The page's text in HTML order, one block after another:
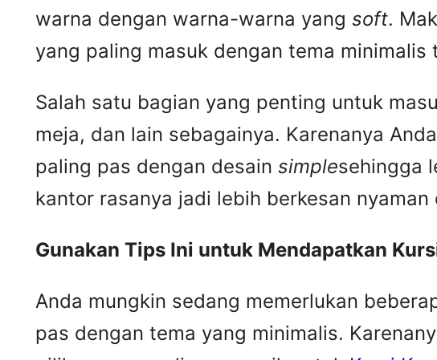
warna dengan warna-warna yang soft.
yang paling masuk dengan tema minimalis
Salah satu bagian yang penting untuk
meja, dan lain sebagainya. Karenanya
paling pas dengan desain simplesehingga
kantor rasanya jadi lebih berkesan nyaman
Gunakan Tips Ini untuk Mendapatkan
Anda mungkin sedang memerlukan
pas dengan tema yang minimalis.